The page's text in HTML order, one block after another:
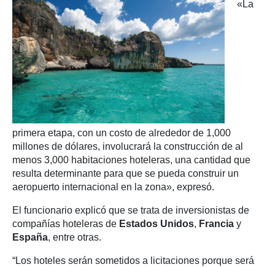
«La
primera etapa, con un costo de alrededor de 1,000
millones de dólares, involucrará la construcción de al
menos 3,000 habitaciones hoteleras, una cantidad que
resulta determinante para que se pueda construir un
aeropuerto internacional en la zona», expresó.
El funcionario explicó que se trata de inversionistas de
compañías hoteleras de Estados Unidos, Francia y
España, entre otras.
“Los hoteles serán sometidos a licitaciones porque será